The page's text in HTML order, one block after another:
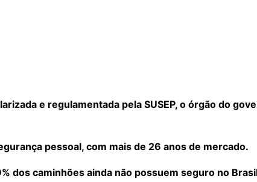
e regulamentada pela SUSEP, o órgão do
pessoal, com mais de 26 anos de mercado.
dos caminhões ainda não possuem seguro no